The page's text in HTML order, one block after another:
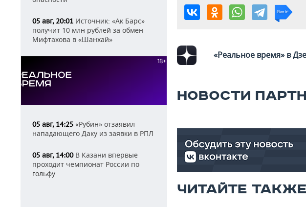
05 авг, 20:01 Источник: «Ак Барс»
получит 10 млн рублей за обмен
Мифтахова в «Шанхай»
05 авг, 14:25 «Рубин» отзаявил
нападающего Даку из заявки в РПЛ
05 авг, 14:00В Казани впервые
проходит чемпионат России по
гольфу
«Реальное время» в
НОВОСТИ
ЧИТАЙТЕ ТАКЖЕ